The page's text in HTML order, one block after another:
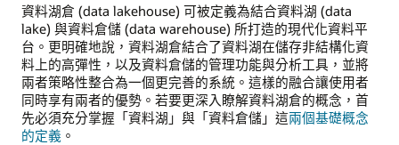
資料湖倉 (data lakehouse) 可被定義為結合資料湖 (data
lake) 與資料倉儲 (data warehouse) 所打造的現代化資料平
台。更明確地說，資料湖倉結合了資料湖在儲存非結構化資
料上的高彈性，以及資料倉儲的管理功能與分析工具，並將
兩者策略性整合為一個更完善的系統。這樣的融合讓使用者
同時享有兩者的優勢。若要更深入瞭解資料湖倉的概念，首
先必須充分掌握「資料湖」與「資料倉儲」這兩個基礎概念
的定義 。